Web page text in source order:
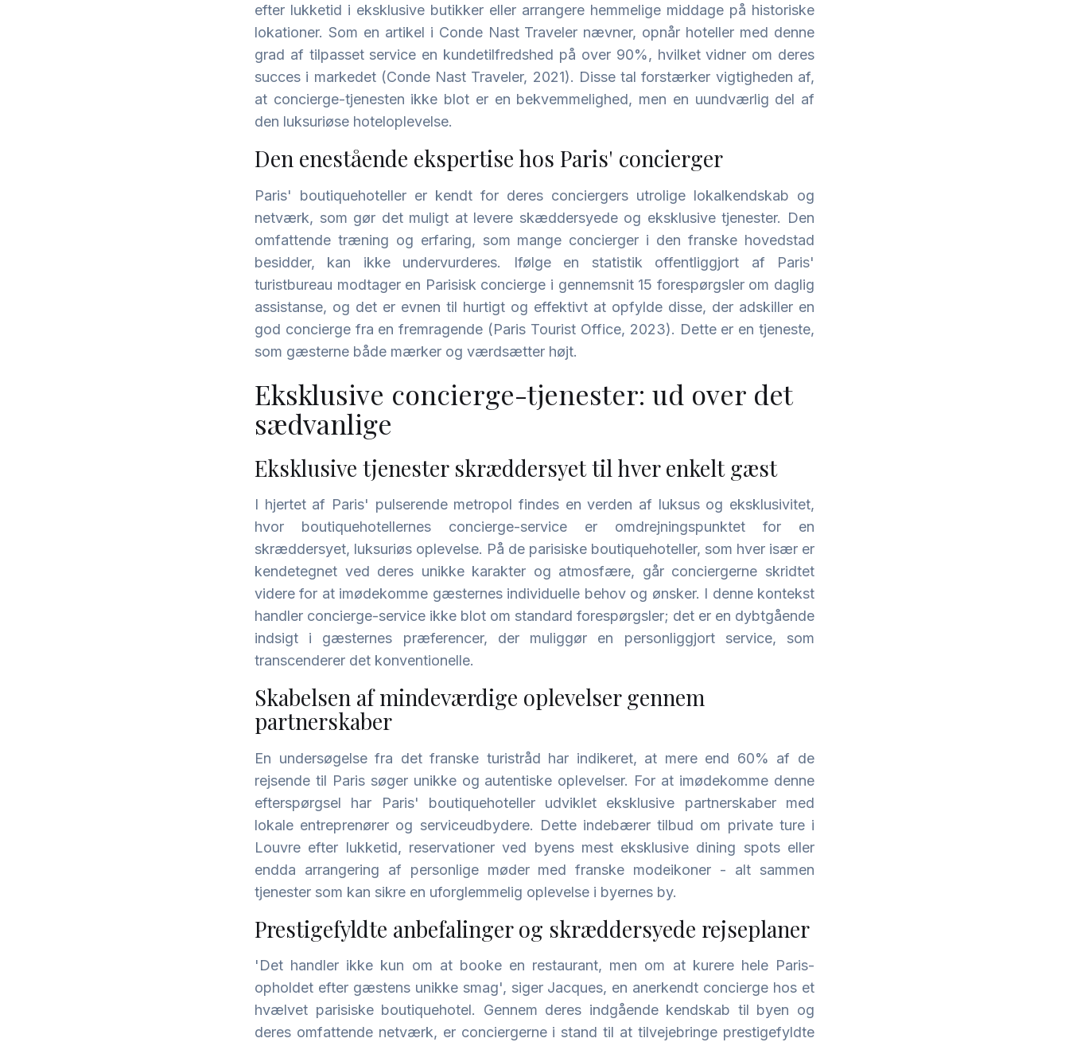
efter lukketid i eksklusive butikker eller arrangere hemmelige middage på historiske
lokationer. Som en artikel i Conde Nast Traveler nævner, opnår hoteller med denne
grad af tilpasset service en kundetilfredshed på over 90%, hvilket vidner om deres
succes i markedet (Conde Nast Traveler, 2021). Disse tal forstærker vigtigheden af,
at concierge-tjenesten ikke blot er en bekvemmelighed, men en uundværlig del af
den luksuriøse hoteloplevelse.
Den enestående ekspertise hos Paris' concierger
Paris' boutiquehoteller er kendt for deres conciergers utrolige lokalkendskab og
netværk, som gør det muligt at levere skæddersyede og eksklusive tjenester. Den
omfattende træning og erfaring, som mange concierger i den franske hovedstad
besidder, kan ikke undervurderes. Ifølge en statistik offentliggjort af Paris'
turistbureau modtager en Parisisk concierge i gennemsnit 15 forespørgsler om daglig
assistanse, og det er evnen til hurtigt og effektivt at opfylde disse, der adskiller en
god concierge fra en fremragende (Paris Tourist Office, 2023). Dette er en tjeneste,
som gæsterne både mærker og værdsætter højt.
Eksklusive concierge-tjenester: ud over det
sædvanlige
Eksklusive tjenester skræddersyet til hver enkelt gæst
I hjertet af Paris' pulserende metropol findes en verden af luksus og eksklusivitet,
hvor boutiquehotellernes concierge-service er omdrejningspunktet for en
skræddersyet, luksuriøs oplevelse. På de parisiske boutiquehoteller, som hver især er
kendetegnet ved deres unikke karakter og atmosfære, går conciergerne skridtet
videre for at imødekomme gæsternes individuelle behov og ønsker. I denne kontekst
handler concierge-service ikke blot om standard forespørgsler; det er en dybtgående
indsigt i gæsternes præferencer, der muliggør en personliggjort service, som
transcenderer det konventionelle.
Skabelsen af mindeværdige oplevelser gennem
partnerskaber
En undersøgelse fra det franske turistråd har indikeret, at mere end 60% af de
rejsende til Paris søger unikke og autentiske oplevelser. For at imødekomme denne
efterspørgsel har Paris' boutiquehoteller udviklet eksklusive partnerskaber med
lokale entreprenører og serviceudbydere. Dette indebærer tilbud om private ture i
Louvre efter lukketid, reservationer ved byens mest eksklusive dining spots eller
endda arrangering af personlige møder med franske modeikoner - alt sammen
tjenester som kan sikre en uforglemmelig oplevelse i byernes by.
Prestigefyldte anbefalinger og skræddersyede rejseplaner
'Det handler ikke kun om at booke en restaurant, men om at kurere hele Paris-
opholdet efter gæstens unikke smag', siger Jacques, en anerkendt concierge hos et
hvælvet parisiske boutiquehotel. Gennem deres indgående kendskab til byen og
deres omfattende netværk, er conciergerne i stand til at tilvejebringe prestigefyldte